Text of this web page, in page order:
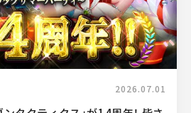
2026.07.01